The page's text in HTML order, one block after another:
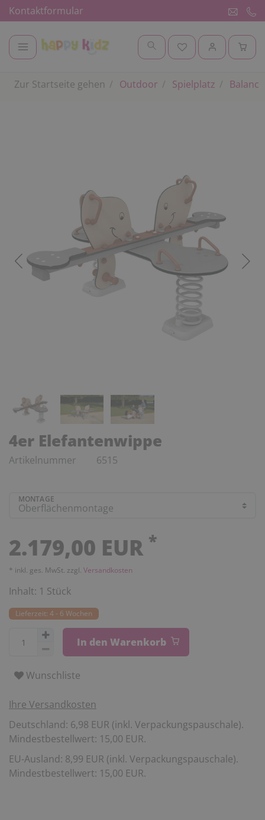
Kontaktformular
Zur Startseite gehen Outdoor Spielplatz
4er Elefantenwippe
Artikelnummer 6515
MONTAGE
2.179,00 EUR *
* inkl. ges. MwSt. zzgl. Versandkosten
Inhalt: 1 Stück
Lieferzeit: 4 - 6 Wochen
In den Warenkorb
Wunschliste
Ihre Versandkosten
Deutschland: 6,98 EUR (inkl. Verpackungspauschale).
Mindestbestellwert: 15,00 EUR.
EU-Ausland: 8,99 EUR (inkl. Verpackungspauschale).
Mindestbestellwert: 15,00 EUR.